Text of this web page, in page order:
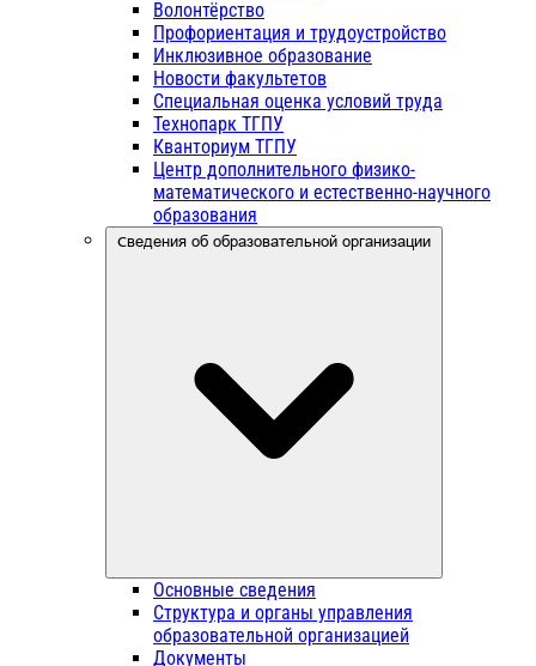
Волонтёрство
Профориентация и трудоустройство
Инклюзивное образование
Новости факультетов
Специальная оценка условий труда
Технопарк ТГПУ
Кванториум ТГПУ
Центр дополнительного физико-
математического и естественно-научного
образования
Сведения об образовательной организации
Основные сведения
Структура и органы управления
образовательной организацией
Документы